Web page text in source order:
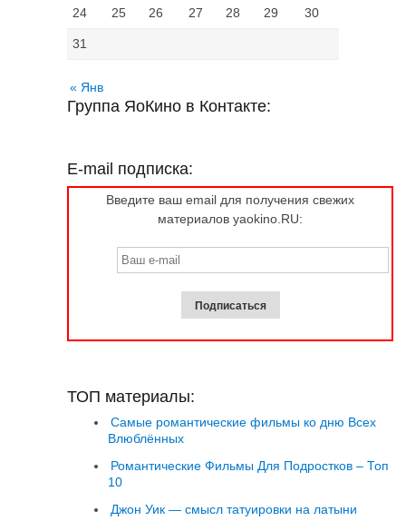
24 25 26 27 28 29 30
31
« Янв
Группа ЯоКино в Контакте:
E-mail подписка:
Введите ваш email для получения свежих
материалов yaokino.RU:
ТОП материалы:
Самые романтические фильмы ко дню Всех
Влюблённых
Романтические Фильмы Для Подростков – Топ
10
Джон Уик — смысл татуировки на латыни